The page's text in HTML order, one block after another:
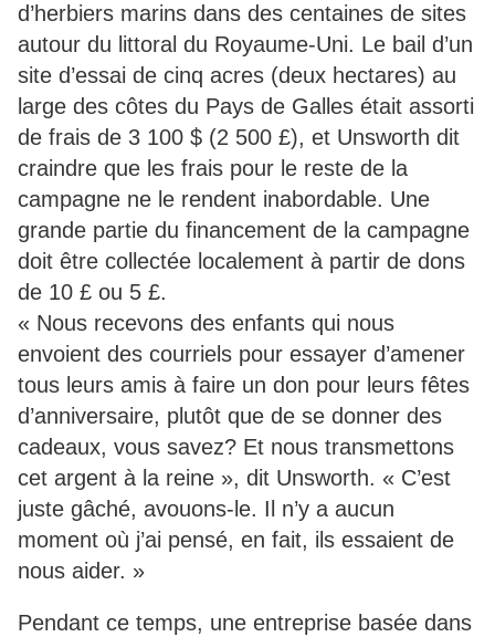
d’herbiers marins dans des centaines de sites
autour du littoral du Royaume-Uni. Le bail d’un
site d’essai de cinq acres (deux hectares) au
large des côtes du Pays de Galles était assorti
de frais de 3 100 $ (2 500 £), et Unsworth dit
craindre que les frais pour le reste de la
campagne ne le rendent inabordable. Une
grande partie du financement de la campagne
doit être collectée localement à partir de dons
de 10 £ ou 5 £.
« Nous recevons des enfants qui nous
envoient des courriels pour essayer d’amener
tous leurs amis à faire un don pour leurs fêtes
d’anniversaire, plutôt que de se donner des
cadeaux, vous savez? Et nous transmettons
cet argent à la reine », dit Unsworth. « C’est
juste gâché, avouons-le. Il n’y a aucun
moment où j’ai pensé, en fait, ils essaient de
nous aider. »
Pendant ce temps, une entreprise basée dans